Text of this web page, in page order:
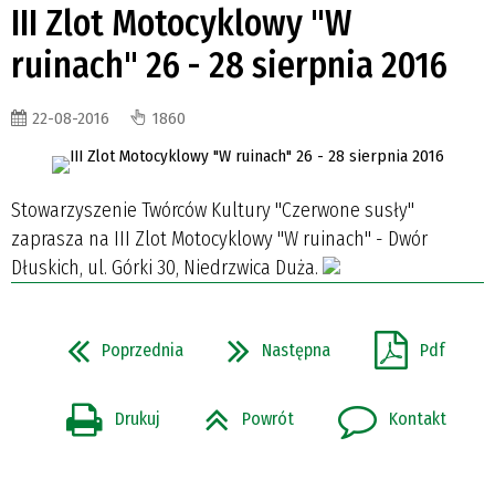
III Zlot Motocyklowy "W
ruinach" 26 - 28 sierpnia 2016
22-08-2016 1860
Stowarzyszenie Twórców Kultury "Czerwone susły"
zaprasza na III Zlot Motocyklowy "W ruinach" - Dwór
Dłuskich, ul. Górki 30, Niedrzwica Duża.
Poprzednia Następna Pdf
Drukuj Powrót Kontakt